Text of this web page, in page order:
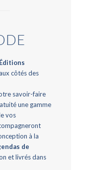
côtés des
savoir-faire
une gamme
vos
ront
à la
de
et livrés dans